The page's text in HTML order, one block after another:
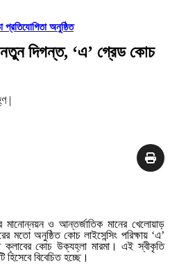
প্রতিযোগিতা অনুষ্ঠিত
নতুন দিগন্ত, ‘এ’ গ্রেড কোচ
|
মানোন্নয়ন ও আন্তর্জাতিক মানের খেলোয়াড়
মতো অনুষ্ঠিত কোচ লাইসেন্সিং পরিক্ষায় ‘এ’
ক্লাবের কোচ উক্যহ্লা মারমা। এই স্বীকৃতি
বিবেচিত হচ্ছে।